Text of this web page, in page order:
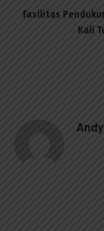
Fasilitas
Kali